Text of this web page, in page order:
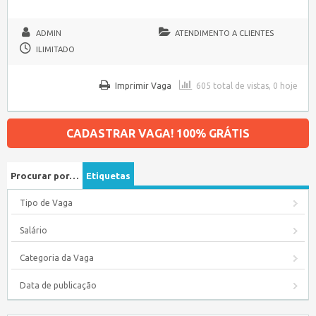
ADMIN
ATENDIMENTO A CLIENTES
ILIMITADO
605 total de vistas, 0 hoje
Imprimir Vaga
CADASTRAR VAGA! 100% GRÁTIS
Procurar por… Etiquetas
Tipo de Vaga
Salário
Categoria da Vaga
Data de publicação